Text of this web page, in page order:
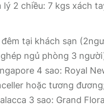
lý 2 chiều: 7 kgs xách
tại khách sạn
ngủ phòng 3
4 sao: Royal
hoặc tương
3 sao: Grand